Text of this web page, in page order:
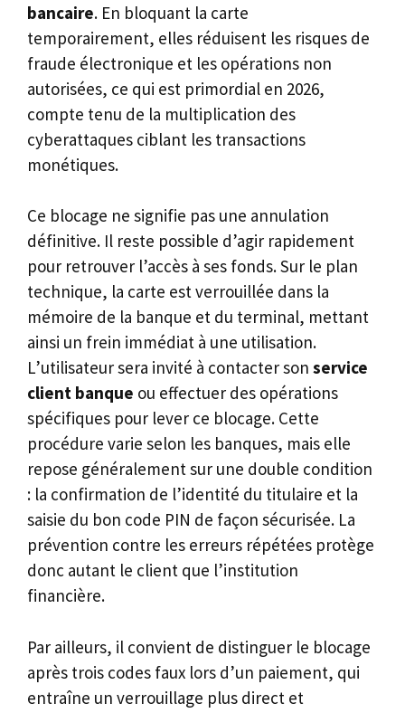
bancaire. En bloquant la carte
temporairement, elles réduisent les risques de
fraude électronique et les opérations non
autorisées, ce qui est primordial en 2026,
compte tenu de la multiplication des
cyberattaques ciblant les transactions
monétiques.
Ce blocage ne signifie pas une annulation
définitive. Il reste possible d’agir rapidement
pour retrouver l’accès à ses fonds. Sur le plan
technique, la carte est verrouillée dans la
mémoire de la banque et du terminal, mettant
ainsi un frein immédiat à une utilisation.
L’utilisateur sera invité à contacter son service
client banque ou effectuer des opérations
spécifiques pour lever ce blocage. Cette
procédure varie selon les banques, mais elle
repose généralement sur une double condition
: la confirmation de l’identité du titulaire et la
saisie du bon code PIN de façon sécurisée. La
prévention contre les erreurs répétées protège
donc autant le client que l’institution
financière.
Par ailleurs, il convient de distinguer le blocage
après trois codes faux lors d’un paiement, qui
entraîne un verrouillage plus direct et